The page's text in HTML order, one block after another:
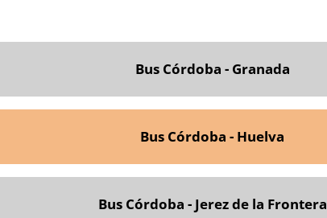
Bus Córdoba - Granada
Bus Córdoba - Huelva
Bus Córdoba - Jerez de la Frontera